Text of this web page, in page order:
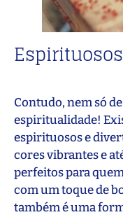
Contudo, nem só
espiritualidade!
espirituosos e
cores vibrantes e
perfeitos para
com um toque de
também é uma